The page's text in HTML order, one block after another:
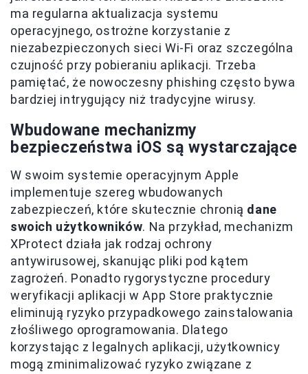
ma regularna aktualizacja systemu
operacyjnego, ostrożne korzystanie z
niezabezpieczonych sieci Wi-Fi oraz szczególna
czujność przy pobieraniu aplikacji. Trzeba
pamiętać, że nowoczesny phishing często bywa
bardziej intrygujący niż tradycyjne wirusy.
Wbudowane mechanizmy
bezpieczeństwa iOS są wystarczające
W swoim systemie operacyjnym Apple
implementuje szereg wbudowanych
zabezpieczeń, które skutecznie chronią dane
swoich użytkowników. Na przykład, mechanizm
XProtect działa jak rodzaj ochrony
antywirusowej, skanując pliki pod kątem
zagrożeń. Ponadto rygorystyczne procedury
weryfikacji aplikacji w App Store praktycznie
eliminują ryzyko przypadkowego zainstalowania
złośliwego oprogramowania. Dlatego
korzystając z legalnych aplikacji, użytkownicy
mogą zminimalizować ryzyko związane z